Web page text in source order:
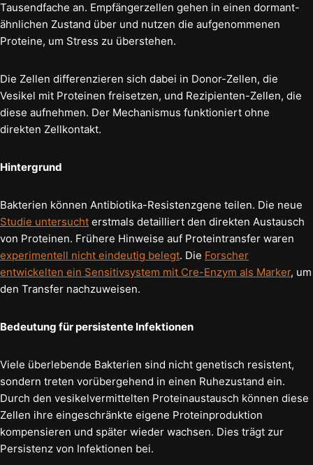
Tausendfache an. Empfängerzellen gehen in einen dormant-
ähnlichen Zustand über und nutzen die aufgenommenen
Proteine, um Stress zu überstehen.
Die Zellen differenzieren sich dabei in Donor-Zellen, die
Vesikel mit Proteinen freisetzen, und Rezipienten-Zellen, die
diese aufnehmen. Der Mechanismus funktioniert ohne
direkten Zellkontakt.
Hintergrund
Bakterien können Antibiotika-Resistenzgene teilen. Die neue
Studie untersucht erstmals detailliert den direkten Austausch
von Proteinen. Frühere Hinweise auf Proteintransfer waren
experimentell nicht eindeutig belegt. Die Forscher
entwickelten ein Sensitivsystem mit Cre-Enzym als Marker, um
den Transfer nachzuweisen.
Bedeutung für persistente Infektionen
Viele überlebende Bakterien sind nicht genetisch resistent,
sondern treten vorübergehend in einen Ruhezustand ein.
Durch den vesikelvermittelten Proteinaustausch können diese
Zellen ihre eingeschränkte eigene Proteinproduktion
kompensieren und später wieder wachsen. Dies trägt zur
Persistenz von Infektionen bei.